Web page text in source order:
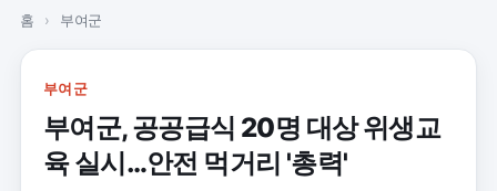
홈 › 부여군
부여군
부여군, 공공급식 20명 대상 위생교
육 실시…안전 먹거리 '총력'